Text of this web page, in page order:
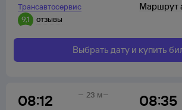
Трансавтосервис
9,1
отзывы
Маршрут
Выбрать дату и купить
08:12 08:35
23 м